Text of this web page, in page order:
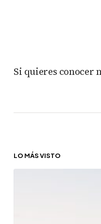
Si quieres conocer
LO MÁS VISTO